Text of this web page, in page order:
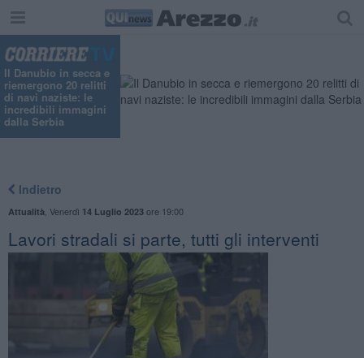
Il Danubio in secca e
riemergono 20 relitti
di navi naziste: le
incredibili immagini
dalla Serbia
Indietro
Attualità Venerdì 14 Luglio 2023ore 19:00
Lavori stradali si parte, tutti gli interventi